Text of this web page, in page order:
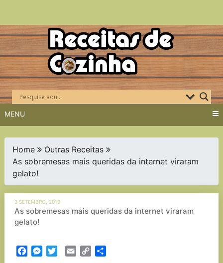
Skip
to
content
MENU
Home
Outras Receitas
As sobremesas mais queridas da internet viraram
gelato!
3 SETEMBRO, 2019
As sobremesas mais queridas da internet viraram
gelato!
FacebookMessenger
TwitterEmail Copy